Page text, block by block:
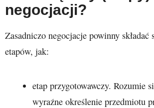
negocjacji?
Zasadniczo negocjacje powinny składać
etapów, jak:
etap przygotowawczy. Rozumie
wyraźne określenie przedmiotu